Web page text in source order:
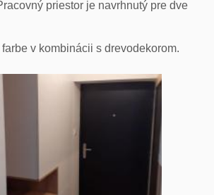
priestor je navrhnutý pre dve
v kombinácii s drevodekorom.